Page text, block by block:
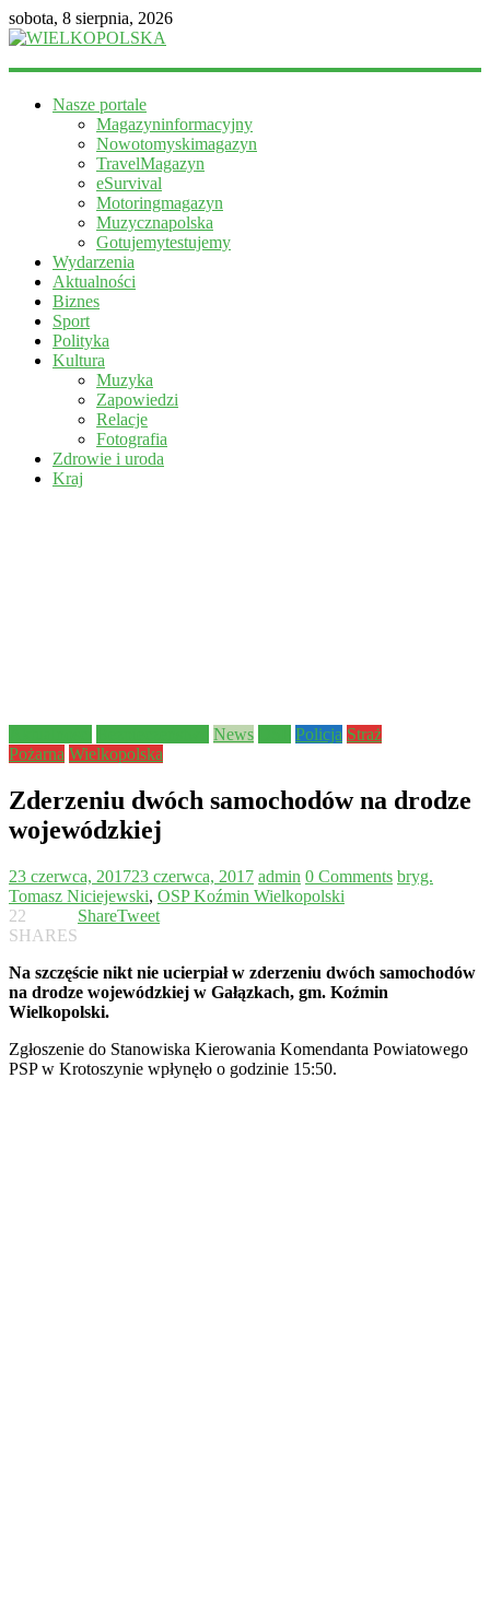
sobota, 8 sierpnia, 2026
WIELKOPOLSKA
informacyjny
Nasze portale
Magazyninformacyjny
Nowotomyskimagazyn
TravelMagazyn
eSurvival
Motoringmagazyn
Muzycznapolska
Gotujemytestujemy
Wydarzenia
Aktualności
Biznes
Sport
Polityka
Kultura
Muzyka
Zapowiedzi
Relacje
Fotografia
Zdrowie i uroda
Kraj
News Policja Straż
Pożarna Wielkopolska
Zderzeniu dwóch samochodów na drodze
wojewódzkiej
23 czerwca, 201723 czerwca, 2017 admin 0 Comments bryg.
Tomasz Niciejewski, OSP Koźmin Wielkopolski
22
SHARES
ShareTweet
Na szczęście nikt nie ucierpiał w zderzeniu dwóch samochodów
na drodze wojewódzkiej w Gałązkach, gm. Koźmin
Wielkopolski.
Zgłoszenie do Stanowiska Kierowania Komendanta Powiatowego
PSP w Krotoszynie wpłynęło o godzinie 15:50.